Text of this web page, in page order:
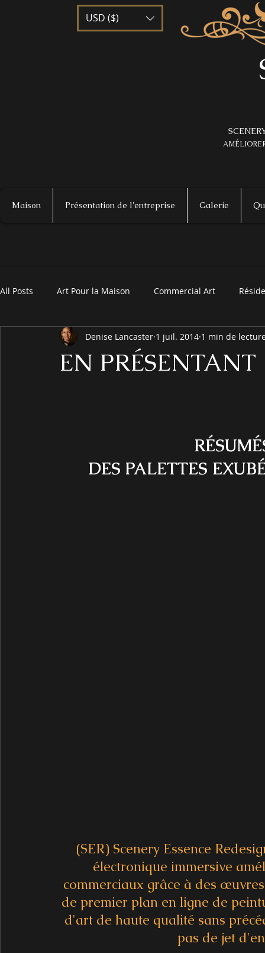
USD ($)
Maison Présentation de l'entreprise Galerie
All Posts Art Pour la Maison Commercial Art
EN PRÉSENTANT
Denise Lancaster 1 juil. 2014 1 min de
DES PALETTES
(SER) Scenery Essence
électronique immersive
commerciaux grâce à des
de premier plan en ligne de
d'art de haute qualité sans
pas de jet